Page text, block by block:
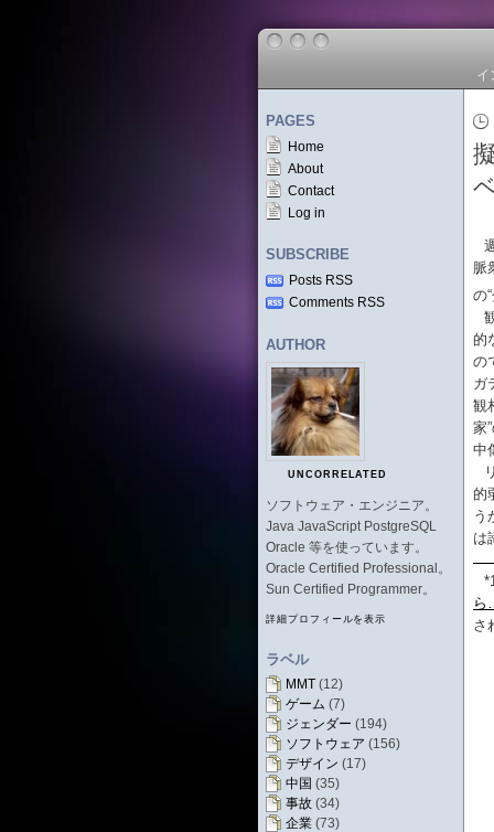
イ
PAGES
Home
About
Contact
Log in
SUBSCRIBE
Posts RSS
Comments RSS
AUTHOR
UNCORRELATED
ソフトウェア・エンジニア。
Java JavaScript PostgreSQL
Oracle 等を使っています。
Oracle Certified Professional。
Sun Certified Programmer。
詳細プロフィールを表示
ラベル
MMT (12)
ゲーム (7)
ジェンダー (194)
ソフトウェア (156)
デザイン (17)
中国 (35)
事故 (34)
企業 (73)
脈
の
的
の
ガ
観
家
中
的
う
は
ら
さ